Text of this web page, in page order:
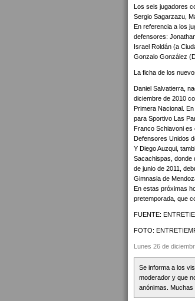
Los seis jugadores
Sergio Sagarzazu,
En referencia a los
defensores:
Israel Roldán (a
Gonzalo González
La ficha de los
Daniel Salvatierra,
diciembre de 2010
Primera Nacional.
para Sportivo Las
Franco Schiavoni es
Defensores Unidos
Y Diego Auzqui,
Sacachispas, donde
de junio de 2011,
Gimnasia de
En estas próximas
pretemporada, que
FUENTE:
FOTO:
Lunes 26 de
Se informa a los
moderador y que
anónimas. Muchas